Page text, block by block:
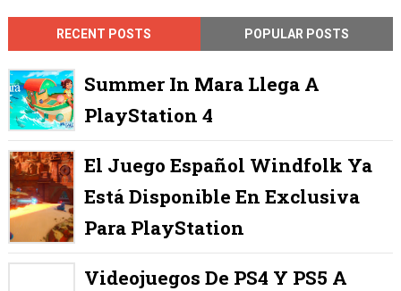
RECENT POSTS POPULAR POSTS
Summer In Mara Llega A
PlayStation 4
El Juego Español Windfolk Ya
Está Disponible En Exclusiva
Para PlayStation
Videojuegos De PS4 Y PS5 A